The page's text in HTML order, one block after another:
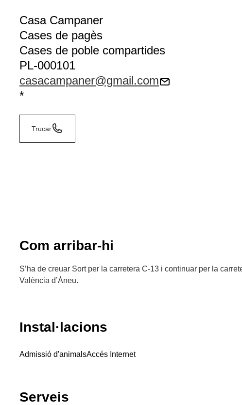
Casa Campaner
Cases de pagès
Cases de poble compartides
PL-000101
casacampaner@gmail.com
*
Trucar
Com arribar-hi
S’ha de creuar Sort per la carretera C-13 i continuar per la
València d’Àneu.
Instal·lacions
Admissió d'animalsAccés Internet
Serveis